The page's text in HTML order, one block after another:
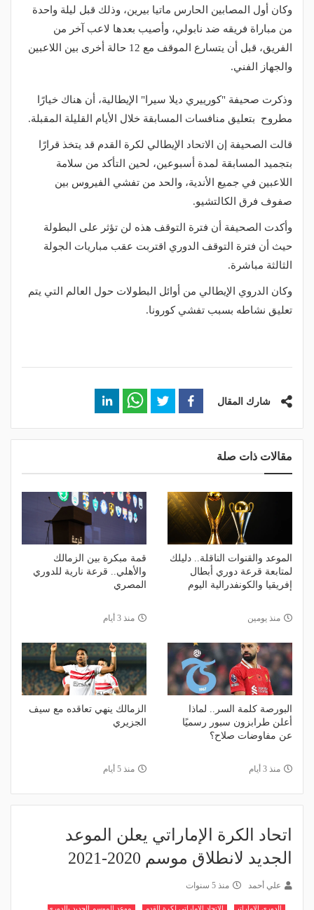
وكان أول المصابين الحارس ماتيا بيرين، وذلك قبل ليلة واحدة
من مباراة فريقه ضد نابولي، وأصيب بعدها لاعب آخر من
الفريق، قبل أن يتسارع الموقف مع 12 حالة أخرى بين اللاعبين
والجهاز الفني.
وذكرت صحيفة "كورييري ديلا سيرا" الإيطالية، أن هناك خيارًا
مطروح بتعليق منافسات المسابقة خلال الأيام القليلة المقبلة.
قالت الصحيفة إن الاتحاد الإيطالي لكرة القدم قد يتخذ قرارًا
بتجميد المسابقة لمدة أسبوعين، لحين التأكد من سلامة
اللاعبين في جميع الأندية، والحد من تفشي الفيروس بين
صفوف فرق الكالتشيو.
وأكدت الصحيفة أن فترة التوقف هذه لن تؤثر على البطولة
حيث أن فترة التوقف الدوري اقتربت عقب مباريات الجولة
الثالثة مباشرة.
وكان الدروي الإيطالي من أوائل البطولات حول العالم التي يتم
تعليق نشاطه بسبب تفشي كورونا.
شارك المقال
مقالات ذات صلة
الموعد والقنوات الناقلة.. دليلك
لمتابعة قرعة دوري أبطال
إفريقيا والكونفدرالية اليوم
منذ يومين
قمة مبكرة بين الزمالك
والأهلي.. قرعة نارية للدوري
المصري
منذ 3 أيام
البورصة كلمة السر.. لماذا
أعلن طرابزون سبور رسميًا
عن مفاوضات صلاح؟
منذ 3 أيام
الزمالك ينهي تعاقده مع سيف
الجزيري
منذ 5 أيام
اتحاد الكرة الإماراتي يعلن الموعد
الجديد لانطلاق موسم 2020-2021
علي أحمد منذ 5 سنوات
الدوري الاماراتي الاتحاد الاماراتي لكرة القدم موعد الموسم الجديد بالدوري